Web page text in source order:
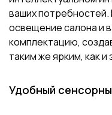
ваших
освещение салона и
комплектацию,
таким же ярким, как и
Удобный